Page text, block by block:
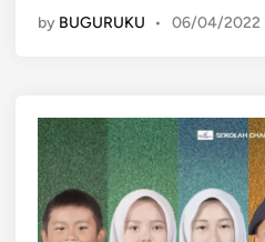
by BUGURUKU • 06/04/2022